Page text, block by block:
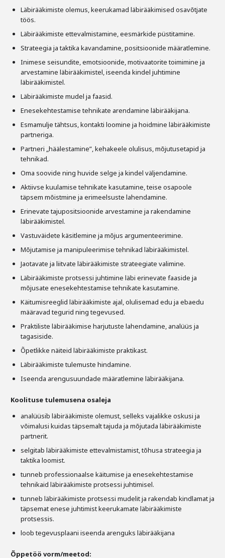
Läbirääkimiste olemus, keerukamad läbirääkimised osavõtjate
töös.
Läbirääkimiste ettevalmistamine, eesmärkide püstitamine.
Strateegia ja taktika kavandamine, positsioonide määratlemine.
Inimese seisundite, emotsioonide, motivaatorite toimimine ja
arvestamine läbirääkimistel, iseenda kindel juhtimine
läbirääkimistel.
Läbirääkimiste mudel ja faasid.
Enesekehtestamise tehnikate arendamine läbirääkijana.
Esmamulje tähtsus, kontakti loomine ja hoidmine läbirääkimiste
partneriga.
Partneri „häälestamine”, kehakeele olulisus, mõjutusetapid ja
tehnikad.
Oma soovide ning huvide selge ja kindel väljendamine.
Aktiivse kuulamise tehnikate kasutamine, teise osapoole
täpsem mõistmine ja erimeelsuste lahendamine.
Erinevate tajupositsioonide arvestamine ja rakendamine
läbirääkimistel.
Vastuväidete käsitlemine ja mõjus argumenteerimine.
Mõjutamise ja manipuleerimise tehnikad läbirääkimistel.
Jaotavate ja liitvate läbirääkimiste strateegiate valimine.
Läbirääkimiste protsessi juhtimine läbi erinevate faaside ja
mõjusate enesekehtestamise tehnikate kasutamine.
Käitumisreeglid läbirääkimiste ajal, olulisemad edu ja ebaedu
määravad tegurid ning tegevused.
Praktiliste läbirääkimise harjutuste lahendamine, analüüs ja
tagasiside.
Õpetlikke näiteid läbirääkimiste praktikast.
Läbirääkimiste tulemuste hindamine.
Iseenda arengusuundade määratlemine läbirääkijana.
Koolituse tulemusena osaleja
analüüsib läbirääkimiste olemust, selleks vajalikke oskusi ja
võimalusi kuidas täpsemalt tajuda ja mõjutada läbirääkimiste
partnerit.
selgitab läbirääkimiste ettevalmistamist, tõhusa strateegia ja
taktika loomist.
tunneb professionaalse käitumise ja enesekehtestamise
tehnikaid läbirääkimiste protsessi juhtimisel.
tunneb läbirääkimiste protsessi mudelit ja rakendab kindlamat ja
täpsemat enese juhtimist keerukamate läbirääkimiste
protsessis.
loob tegevusplaani iseenda arenguks läbirääkijana
Õppetöö vorm/meetod: